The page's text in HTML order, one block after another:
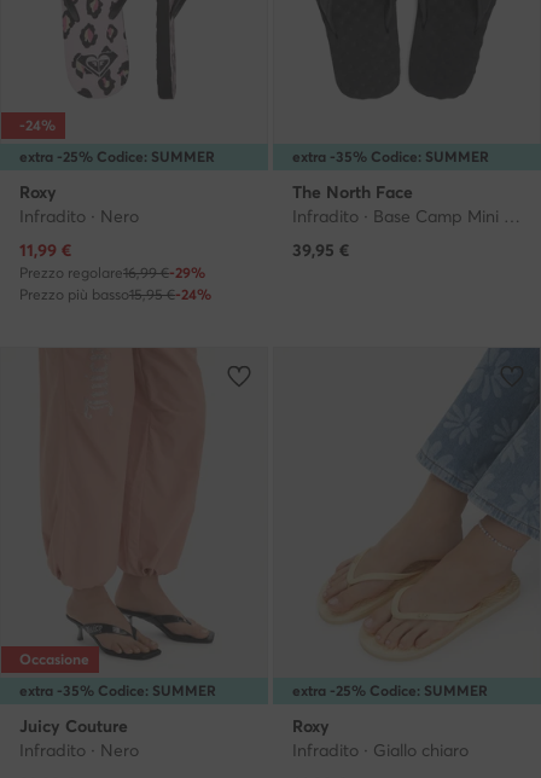
extra -25% Codice: SUMMER
-24%
Roxy
Infradito · Nero
Prezzo attuale
11,99 €
Prezzo regolare16,99 €-29%
Prezzo più basso15,95 €-24%
extra -35% Codice: SUMMER
The North Face
Infradito · Base Camp Mini II NF0A47ABKY41 · Nero
39,95 €
extra -35% Codice: SUMMER
Occasione
Juicy Couture
Infradito · Nero
extra -25% Codice: SUMMER
Roxy
Infradito · Giallo chiaro